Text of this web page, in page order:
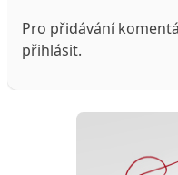
Pro přidávání
přihlásit.